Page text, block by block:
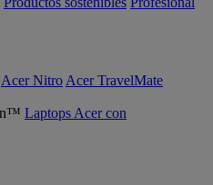
Acer Nitro Acer TravelMate
Laptops Acer con